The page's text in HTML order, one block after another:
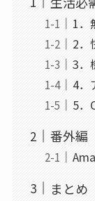
1．
2．
3．
4．
5．
番外編
まとめ